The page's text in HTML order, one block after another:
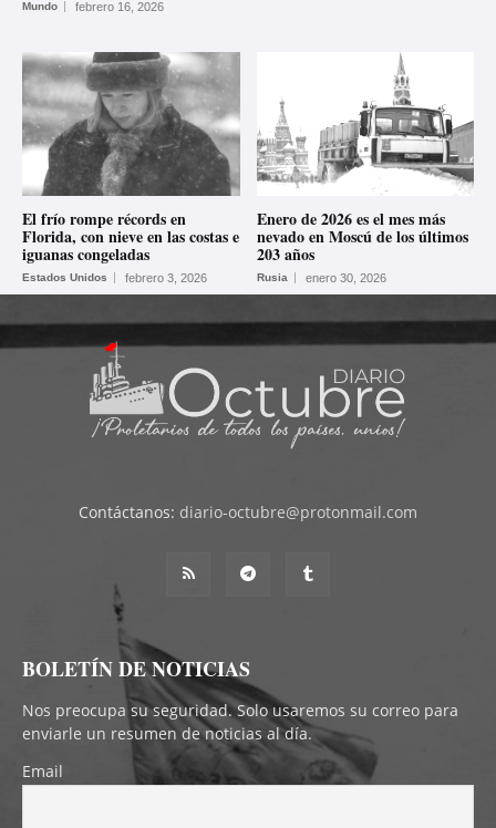
Mundo febrero 16, 2026
El frío rompe récords en
Florida, con nieve en las costas e
iguanas congeladas
Estados Unidos febrero 3, 2026
Enero de 2026 es el mes más
nevado en Moscú de los últimos
203 años
Rusia enero 30, 2026
Contáctanos: diario-octubre@protonmail.com
BOLETÍN DE NOTICIAS
Nos preocupa su seguridad. Solo usaremos su correo para
enviarle un resumen de noticias al día.
Email